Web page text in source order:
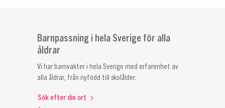
Barnpassning i hela Sverige för alla
åldrar
Vi har barnvakter i hela Sverige med erfarenhet av
alla åldrar, från nyfödd till skolålder.
Sök efter din ort